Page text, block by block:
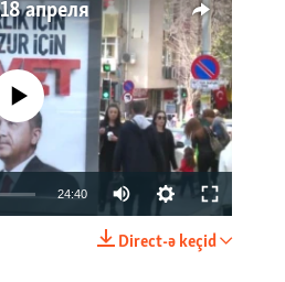
апреля
currently available
24:40
Direct-ə keçid